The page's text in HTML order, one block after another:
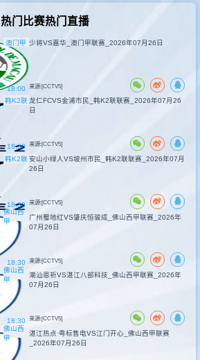
热门比赛热门直播
澳门甲
18:00
少将VS嘉华_澳门甲联赛_2026年07月26日
来源:[CCTV5]
韩K2联
18:30
龙仁FCVS金浦市民_韩K2联联赛_2026年07月26
日
来源:[CCTV5]
韩K2联
18:30
安山小绿人VS坡州市民_韩K2联联赛_2026年07月
26日
来源:[CCTV5]
佛山西
甲
18:30
广州蜀地红VS肇庆恒骏成_佛山西甲联赛_2026年
07月26日
来源:[CCTV5]
佛山西
甲
18:30
潮汕恩祈VS湛江八部科技_佛山西甲联赛_2026年
07月26日
来源:[CCTV5]
佛山西
甲
湛江热点·粤标售电VS江门开心_佛山西甲联赛
_2026年07月26日